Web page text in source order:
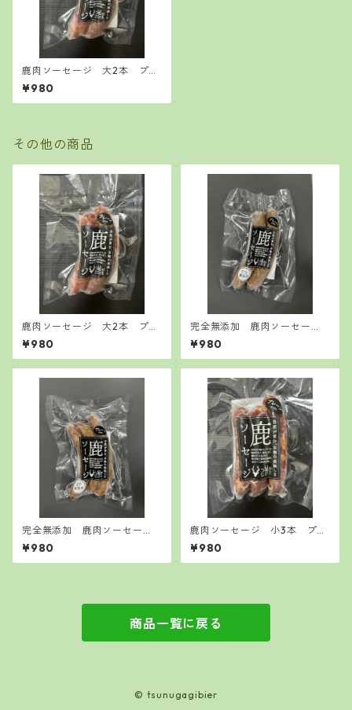
鹿肉ソーセージ 大2本 プレ
ーン ハーブ
¥980
その他の商品
鹿肉ソーセージ 大2本 プレ
ーン ハーブ
¥980
完全無添加 鹿肉ソーセー
ジ 大2本 プレーン ハー
ブ チョリソー
¥980
完全無添加 鹿肉ソーセー
ジ 小3本 プレーン ハー
ブ チョリソー
¥980
鹿肉ソーセージ 小3本 プレ
ーン ハーブ チョリソー
¥980
商品一覧に戻る
© tsunugagibier